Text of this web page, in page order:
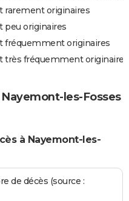
rarement originaires
peu originaires
fréquemment originaires
fréquemment originaires
les-Fosses
à Nayemont-les-
de décès (source :